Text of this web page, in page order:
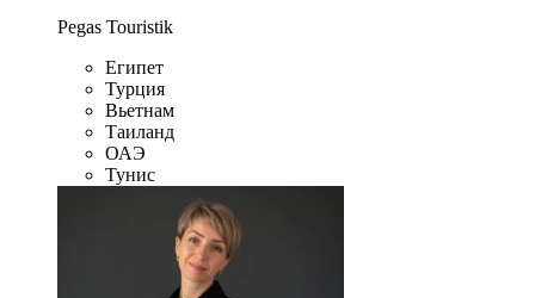
Pegas Touristik
Египет
Турция
Вьетнам
Таиланд
ОАЭ
Тунис